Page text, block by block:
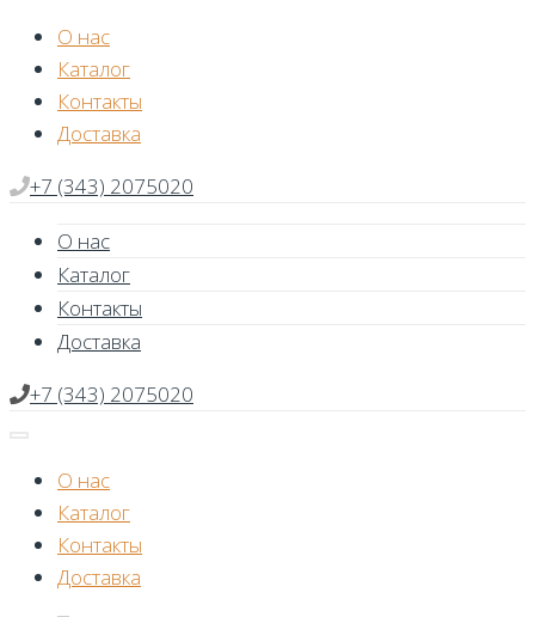
Skip
content
О нас
Каталог
Контакты
Доставка
+7 (343) 2075020
О нас
Каталог
Контакты
Доставка
+7 (343) 2075020
О нас
Каталог
Контакты
Доставка